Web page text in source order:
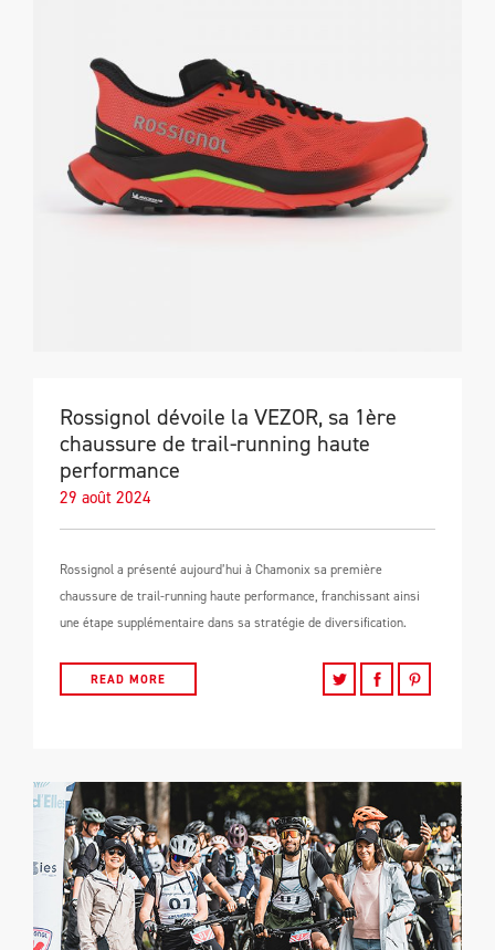
Rossignol dévoile la VEZOR, sa 1ère
chaussure de trail-running haute
performance
29 août 2024
Rossignol a présenté aujourd’hui à Chamonix sa première
chaussure de trail-running haute performance, franchissant ainsi
une étape supplémentaire dans sa stratégie de diversification.
READ MORE